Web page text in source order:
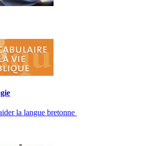
la langue bretonne